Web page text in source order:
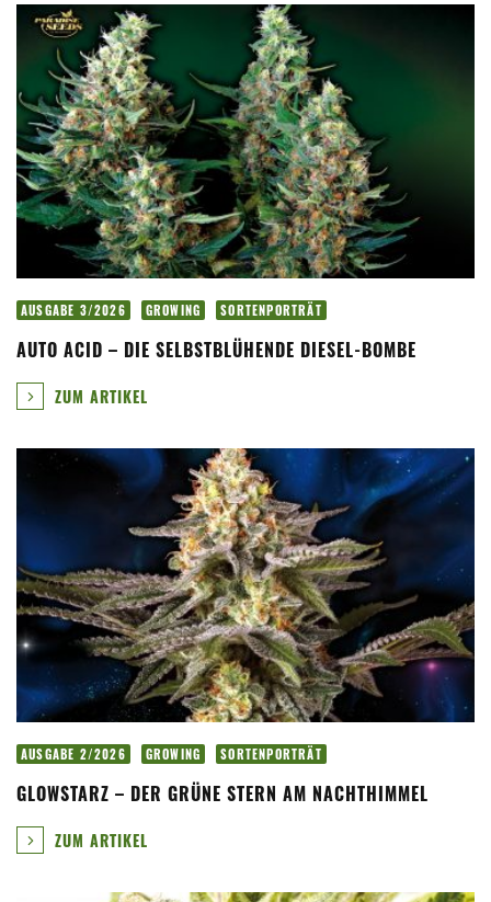
AUSGABE 3/2026 GROWING SORTENPORTRÄT
AUTO ACID – DIE SELBSTBLÜHENDE DIESEL-BOMBE
ZUM ARTIKEL
AUSGABE 2/2026 GROWING SORTENPORTRÄT
GLOWSTARZ – DER GRÜNE STERN AM NACHTHIMMEL
ZUM ARTIKEL